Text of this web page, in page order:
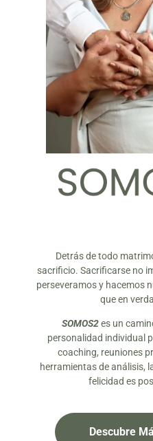
Detrás de todo
sacrificio. Sacrificarse no
perseveramos y hacemos
que en
SOMOS2es un
personalidad individual
coaching, reuniones
herramientas de análisis,
felicidad es
Descubre